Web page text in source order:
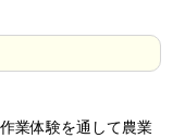
業体験を通して農業